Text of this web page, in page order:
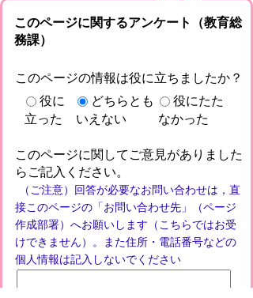
このページに関するアンケート（教育総
務課）
このページの情報は役に立ちましたか？
役に
立った
どちらとも
いえない
役にたた
なかった
このページに関してご意見がありました
らご記入ください。
（ご注意）回答が必要なお問い合わせは，直
接このページの「お問い合わせ先」（ページ
作成部署）へお願いします（こちらではお受
けできません）。また住所・電話番号などの
個人情報は記入しないでください